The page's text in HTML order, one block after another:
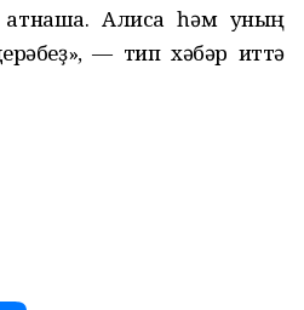
ҡатнаша. Алиса һәм уның
— тип хәбәр иттә